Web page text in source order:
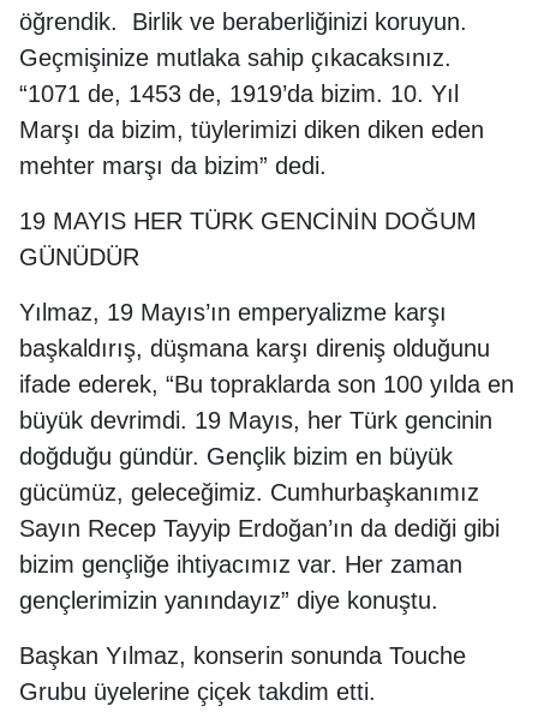
öğrendik. Birlik ve beraberliğinizi koruyun.
Geçmişinize mutlaka sahip çıkacaksınız.
“1071 de, 1453 de, 1919’da bizim. 10. Yıl
Marşı da bizim, tüylerimizi diken diken eden
mehter marşı da bizim” dedi.
19 MAYIS HER TÜRK GENCİNİN DOĞUM
GÜNÜDÜR
Yılmaz, 19 Mayıs’ın emperyalizme karşı
başkaldırış, düşmana karşı direniş olduğunu
ifade ederek, “Bu topraklarda son 100 yılda en
büyük devrimdi. 19 Mayıs, her Türk gencinin
doğduğu gündür. Gençlik bizim en büyük
gücümüz, geleceğimiz. Cumhurbaşkanımız
Sayın Recep Tayyip Erdoğan’ın da dediği gibi
bizim gençliğe ihtiyacımız var. Her zaman
gençlerimizin yanındayız” diye konuştu.
Başkan Yılmaz, konserin sonunda Touche
Grubu üyelerine çiçek takdim etti.